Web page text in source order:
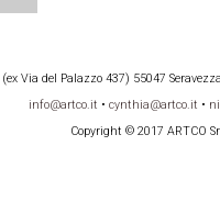
Via del Palazzo 437) 55047
info@artco.it • cynthia@artco.it •
Copyright © 2017 ARTCO